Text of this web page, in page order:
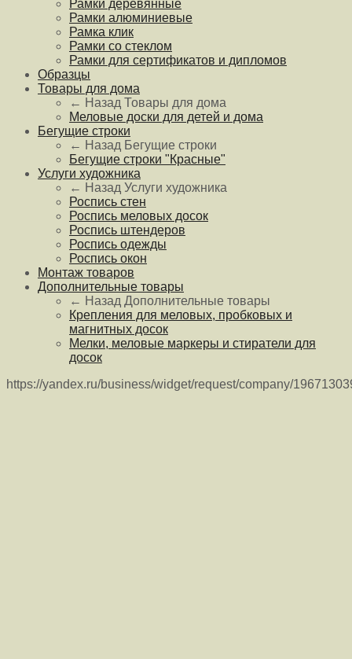
Рамки деревянные
Рамки алюминиевые
Рамка клик
Рамки со стеклом
Рамки для сертификатов и дипломов
Образцы
Товары для дома
← Назад Товары для дома
Меловые доски для детей и дома
Бегущие строки
← Назад Бегущие строки
Бегущие строки "Красные"
Услуги художника
← Назад Услуги художника
Роспись стен
Роспись меловых досок
Роспись штендеров
Роспись одежды
Роспись окон
Монтаж товаров
Дополнительные товары
← Назад Дополнительные товары
Крепления для меловых, пробковых и
магнитных досок
Мелки, меловые маркеры и стиратели для
досок
https://yandex.ru/business/widget/request/company/